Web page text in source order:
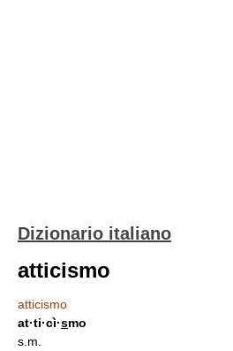
Dizionario italiano
atticismo
atticismo
at·ti·cì·smo
s.m.